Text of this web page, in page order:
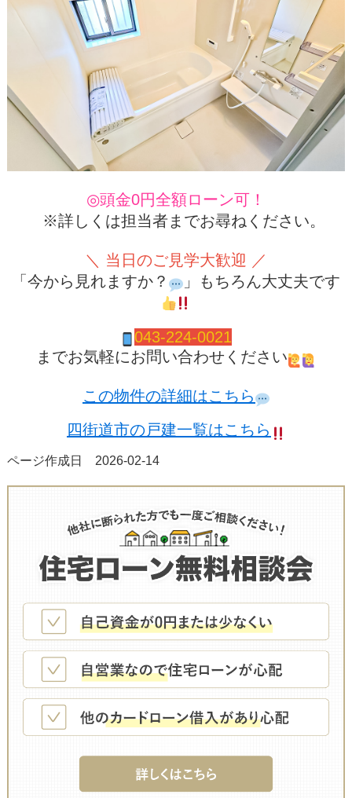
◎頭金0円全額ローン可！
※詳しくは担当者までお尋ねください。
＼ 当日のご見学大歓迎 ／
「今から見れますか？
」もちろん大丈夫です
043-224-0021
までお気軽にお問い合わせください
この物件の詳細はこちら
四街道市の戸建一覧はこちら
ページ作成日 2026-02-14